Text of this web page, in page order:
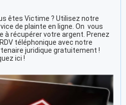
êtes Victime ? Utilisez notre
de plainte en ligne. On vous
à récupérer votre argent. Prenez
téléphonique avec notre
juridique gratuitement !
ici !